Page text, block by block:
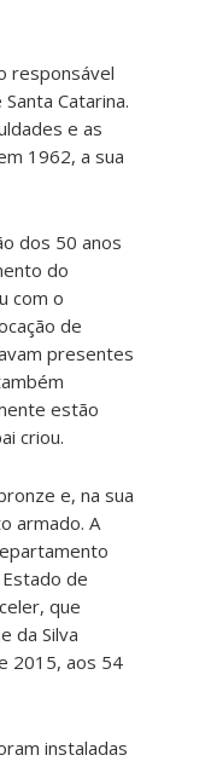
responsável
Catarina.
e as
1962, a sua
dos 50 anos
do
com o
de
presentes
estão
criou.
e, na sua
armado. A
de
que
da Silva
2015, aos 54
instaladas